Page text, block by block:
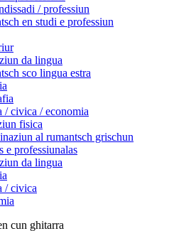
/ professiun
en studi e professiun
da lingua
sco lingua estra
/ civica / economia
fisica
al rumantsch grischun
e professiunalas
da lingua
/ civica